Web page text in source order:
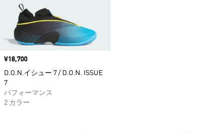
価格
¥18,700
D.O.N.イシュー 7 / D.O.N. ISSUE
7
パフォーマンス
2 カラー